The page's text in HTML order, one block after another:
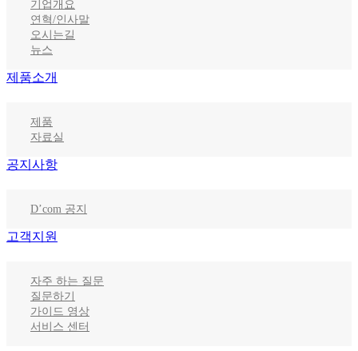
기업개요
연혁/인사말
오시는길
뉴스
제품소개
제품
자료실
공지사항
D’com 공지
고객지원
자주 하는 질문
질문하기
가이드 영상
서비스 센터